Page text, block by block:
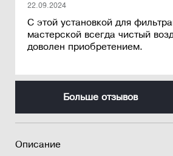
22.09.2024
С этой установкой для
мастерской всегда чистый
доволен приобретением.
Больше отзывов
Описание